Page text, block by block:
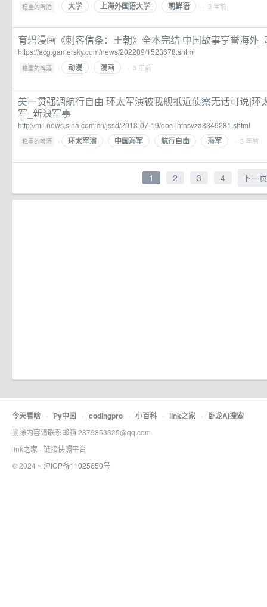
稳重的啤酒 · 大学 上海外国语大学 朝鲜语 · 3 年前
育碧漫画《刺客信条：王朝》全本完结 中国故事享誉海外
https://acg.gamersky.com/news/202209/1523678.shtml
稳重的啤酒 · 动漫 漫画 · 3 年前
美一贯强调航行自由 环太军演被我舰抵近侦察无话可说|环
军_新浪军事
http://mil.news.sina.com.cn/jssd/2018-07-19/doc-ihfnsvza8349281.shtml
稳重的啤酒 · 环太军演 中国海军 航行自由 海军 · 3 年前
1 2 3 4 下一页
今天看啥 · Py中国 · codingpro · 小百科 · link之家 · 卧龙AI搜索
删除内容请联系邮箱 2879853325@qq.com
link之家 - 链接快照平台
© 2024 ~ 沪ICP备11025650号